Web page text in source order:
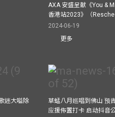
AXA 安盛呈献《You &
香港站2023》（
2024-06-19
更多
迷大嗌除
草蜢八月巡唱到佛山 预
应援佈置打卡 启动抖音